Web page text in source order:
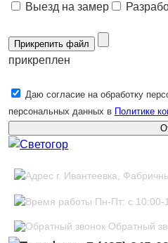
Выезд на замер
Прикрепить файл
прикреплен
Даю согласие на обработку
персональных данных в Политике
г. Ивантеевка,
Пн-Пт: с
Обратный